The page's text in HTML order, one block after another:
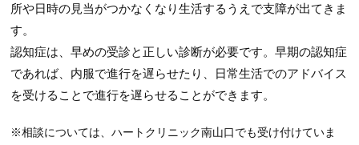
所や日時の見当がつかなくなり生活するうえで支障が出てきま
す。
認知症は、早めの受診と正しい診断が必要です。早期の認知症
であれば、内服で進行を遅らせたり、日常生活でのアドバイス
を受けることで進行を遅らせることができます。
相談については、ハートクリニック南山口でも受け付けていま